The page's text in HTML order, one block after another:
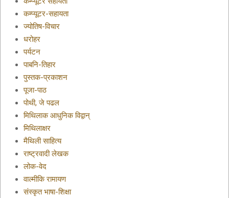
कम्प्यूटर-सहायता
ज्योतिष-विचार
धरोहर
पर्यटन
पाबनि-तिहार
पुस्तक-प्रकाशन
पूजा-पाठ
पोथी, जे पढल
मिथिलाक आधुनिक विद्वान्
मिथिलाक्षर
मैथिली साहित्य
राष्ट्रवादी लेखक
लोक-वेद
वाल्मीकि रामायण
संस्कृत भाषा-शिक्षा